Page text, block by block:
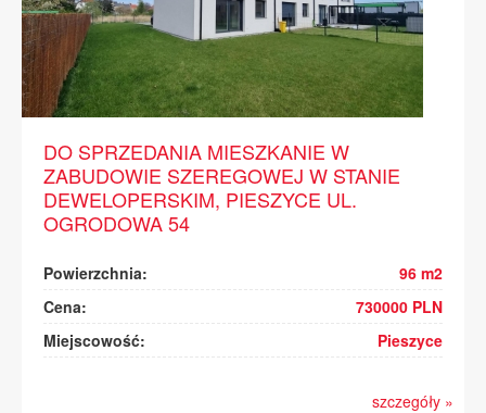
DO SPRZEDANIA MIESZKANIE W
ZABUDOWIE SZEREGOWEJ W STANIE
DEWELOPERSKIM, PIESZYCE UL.
OGRODOWA 54
Powierzchnia:
96 m2
Cena:
730000 PLN
Miejscowość:
Pieszyce
szczegóły »